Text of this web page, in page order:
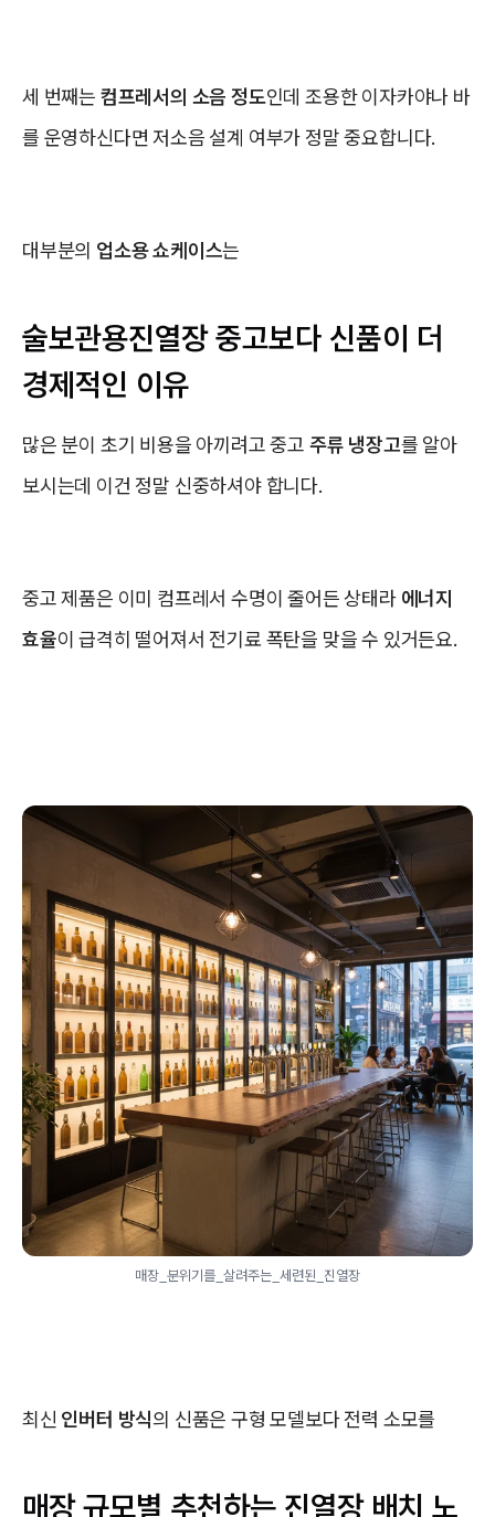
세 번째는 컴프레서의 소음 정도인데 조용한 이자카야나 바
를 운영하신다면 저소음 설계 여부가 정말 중요합니다.
대부분의 업소용 쇼케이스는
술보관용진열장 중고보다 신품이 더
경제적인 이유
많은 분이 초기 비용을 아끼려고 중고 주류 냉장고를 알아
보시는데 이건 정말 신중하셔야 합니다.
중고 제품은 이미 컴프레서 수명이 줄어든 상태라 에너지
효율이 급격히 떨어져서 전기료 폭탄을 맞을 수 있거든요.
매장_분위기를_살려주는_세련된_진열장
최신 인버터 방식의 신품은 구형 모델보다 전력 소모를
매장 규모별 추천하는 진열장 배치 노